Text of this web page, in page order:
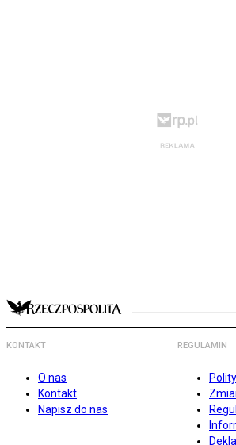
KONTAKT
O nas
Kontakt
Napisz do nas
REGULAMIN